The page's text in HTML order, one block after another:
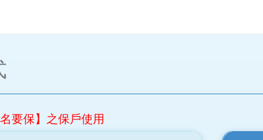
要保】之保戶使用